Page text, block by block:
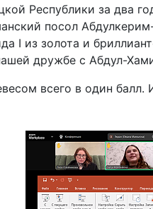
Республики за два
посол
I из золота и
дружбе с Абдул-
всего в один балл.